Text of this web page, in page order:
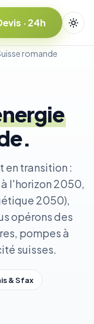
· 24h
romande
en transition :
l'horizon 2050,
2050),
opérons des
pompes à
suisses.
& Sfax